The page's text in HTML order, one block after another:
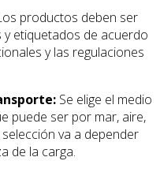
productos deben ser
etiquetados de acuerdo
y las regulaciones
Se elige el medio
puede ser por mar, aire,
va a depender
de la carga.